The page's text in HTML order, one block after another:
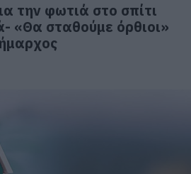
την φωτιά στο σπίτι
«Θα σταθούμε όρθιοι»